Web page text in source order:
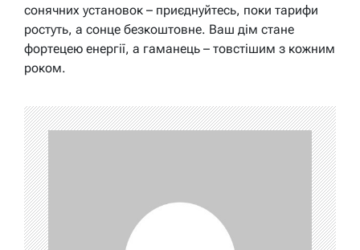
сонячних установок – приєднуйтесь, поки тарифи
ростуть, а сонце безкоштовне. Ваш дім стане
фортецею енергії, а гаманець – товстішим з кожним
роком.